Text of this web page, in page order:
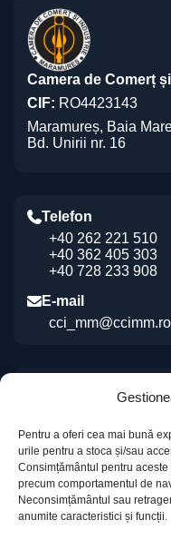
Pentru a oferi cea mai bună
urile pentru a stoca și/sau
Consimțământul pentru
precum comportamentul de
Neconsimțământul sau
anumite caracteristici și funcții.
Camera de Comerț
CIF: RO4423143
Maramureș, Baia
Bd. Unirii nr. 16
Telefon
+40 262 221 510
+40 362 405 303
+40 728 233 908
E-mail
cci_mm@ccimm.ro
Indicații de
Centrul de Instruire
„Gheorghe Marcaș”